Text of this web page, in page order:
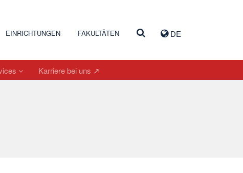
DE
EINRICHTUNGEN FAKULTÄTEN
Karriere bei uns ↗